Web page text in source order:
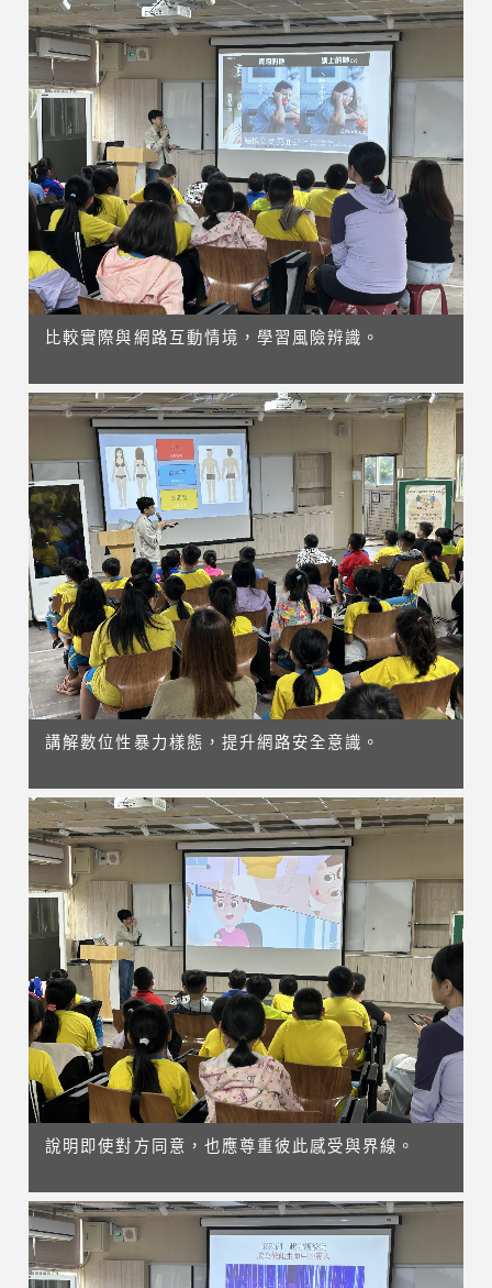
比較實際與網路互動情境，學習風險辨識。
講解數位性暴力樣態，提升網路安全意識。
說明即使對方同意，也應尊重彼此感受與界線。